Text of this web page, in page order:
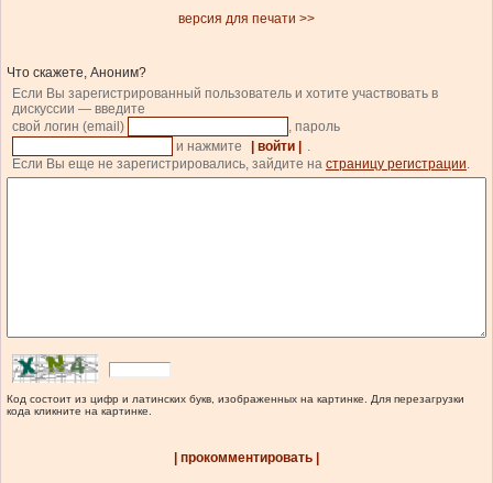
версия для печати >>
Что скажете, Аноним?
Если Вы зарегистрированный пользователь и хотите участвовать в
дискуссии — введите
свой логин (email)
, пароль
и нажмите
| войти |
.
Если Вы еще не зарегистрировались, зайдите на страницу регистрации.
Код состоит из цифр и латинских букв, изображенных на картинке. Для перезагрузки
кода кликните на картинке.
| прокомментировать |